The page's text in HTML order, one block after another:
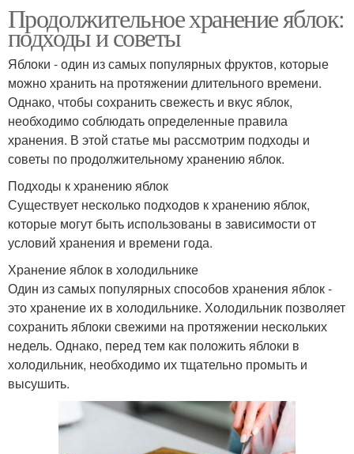
Продолжительное хранение яблок:
подходы и советы
Яблоки - один из самых популярных фруктов, которые
можно хранить на протяжении длительного времени.
Однако, чтобы сохранить свежесть и вкус яблок,
необходимо соблюдать определенные правила
хранения. В этой статье мы рассмотрим подходы и
советы по продолжительному хранению яблок.
Подходы к хранению яблок
Существует несколько подходов к хранению яблок,
которые могут быть использованы в зависимости от
условий хранения и времени года.
Хранение яблок в холодильнике
Один из самых популярных способов хранения яблок -
это хранение их в холодильнике. Холодильник позволяет
сохранить яблоки свежими на протяжении нескольких
недель. Однако, перед тем как положить яблоки в
холодильник, необходимо их тщательно промыть и
высушить.